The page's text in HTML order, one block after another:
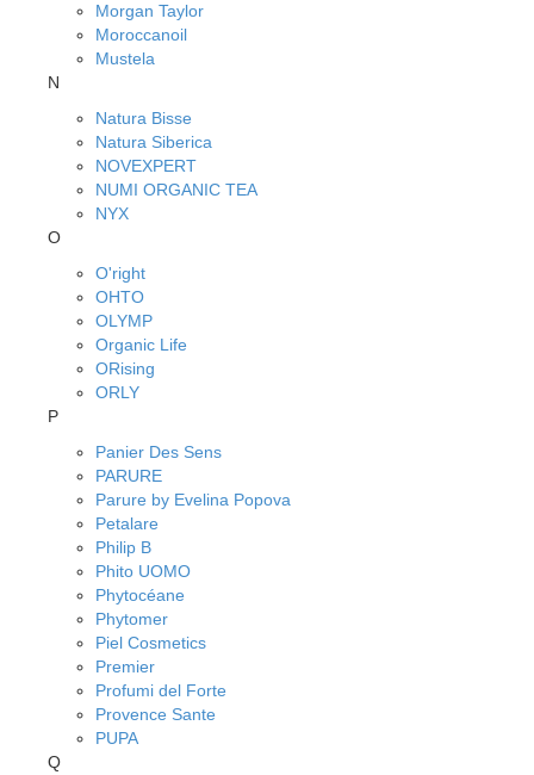
Morgan Taylor
Moroccanoil
Mustela
N
Natura Bisse
Natura Siberica
NOVEXPERT
NUMI ORGANIC TEA
NYX
O
O'right
OHTO
OLYMP
Organic Life
ORising
ORLY
P
Panier Des Sens
PARURE
Parure by Evelina Popova
Petalare
Philip B
Phito UOMO
Phytocéane
Phytomer
Piel Cosmetics
Premier
Profumi del Forte
Provence Sante
PUPA
Q